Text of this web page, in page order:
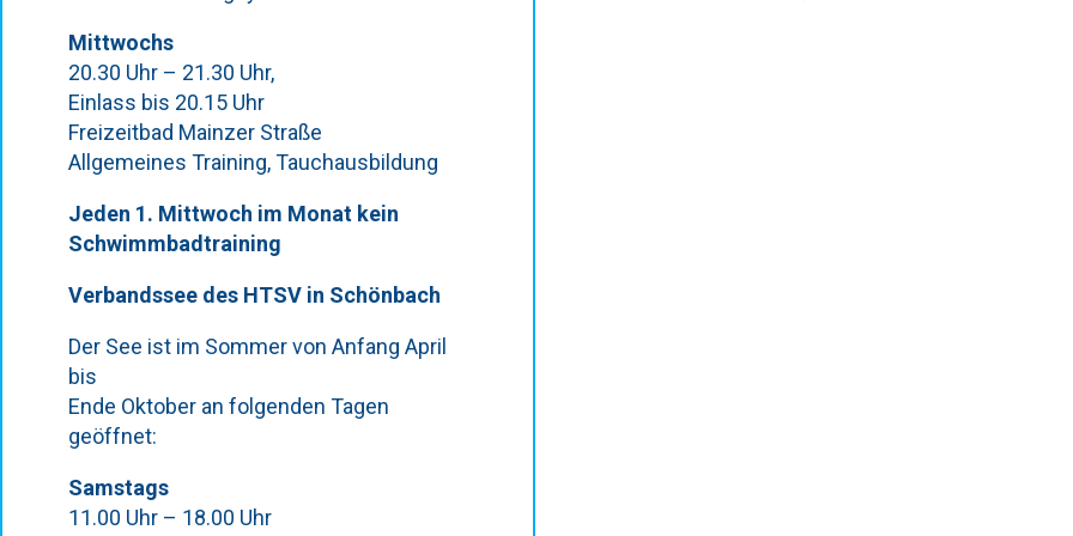
Mittwochs
20.30 Uhr – 21.30 Uhr,
Einlass bis 20.15 Uhr
Freizeitbad Mainzer Straße
Allgemeines Training, Tauchausbildung
Jeden 1. Mittwoch im Monat kein
Schwimmbadtraining
Verbandssee des HTSV in Schönbach
Der See ist im Sommer von Anfang April
bis
Ende Oktober an folgenden Tagen
geöffnet:
Samstags
11.00 Uhr – 18.00 Uhr